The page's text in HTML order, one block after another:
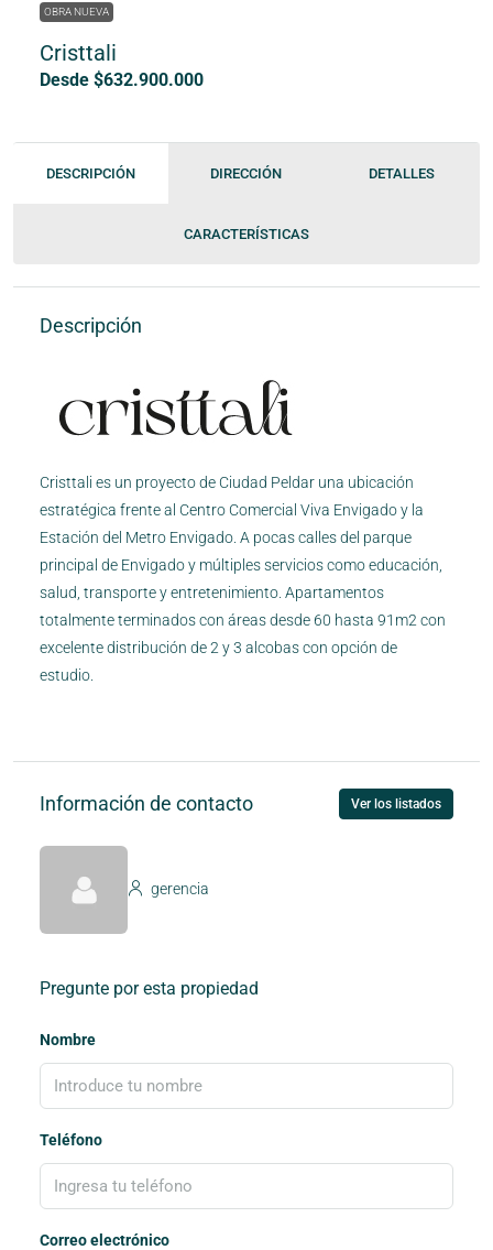
OBRA NUEVA
Cristtali
Desde $632.900.000
DESCRIPCIÓN DIRECCIÓN DETALLES
CARACTERÍSTICAS
Descripción
Cristtali es un proyecto de Ciudad Peldar una ubicación
estratégica frente al Centro Comercial Viva Envigado y la
Estación del Metro Envigado. A pocas calles del parque
principal de Envigado y múltiples servicios como educación,
salud, transporte y entretenimiento. Apartamentos
totalmente terminados con áreas desde 60 hasta 91m2 con
excelente distribución de 2 y 3 alcobas con opción de
estudio.
Información de contacto Ver los listados
gerencia
Pregunte por esta propiedad
Nombre
Teléfono
Correo electrónico